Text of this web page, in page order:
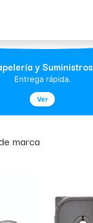
y Suministros
Entrega rápida.
Ver
marca